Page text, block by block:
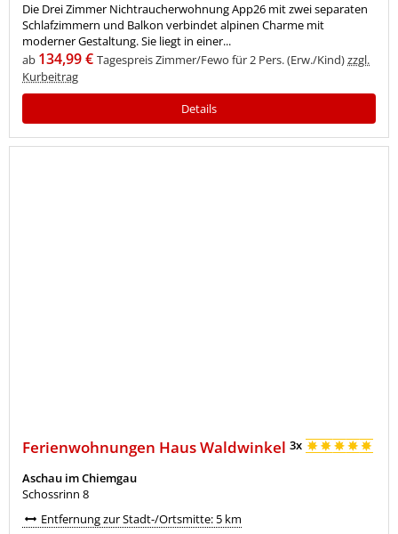
Die Drei Zimmer Nichtraucherwohnung App26 mit zwei separaten
Schlafzimmern und Balkon verbindet alpinen Charme mit
moderner Gestaltung. Sie liegt in einer...
ab 134,99 € Tagespreis Zimmer/Fewo für 2 Pers. (Erw./Kind)zzgl.
Kurbeitrag
Details
Ferienwohnungen Haus Waldwinkel 3x
Aschau im Chiemgau
Schossrinn 8
Entfernung zur Stadt-/Ortsmitte: 5 km